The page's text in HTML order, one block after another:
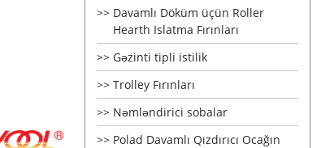
Davamlı Döküm üçün Roller
Hearth Islatma Fırınları
Gəzinti tipli istilik
Trolley Fırınları
Nəmləndirici sobalar
Polad Davamlı Qızdırıcı Ocağın